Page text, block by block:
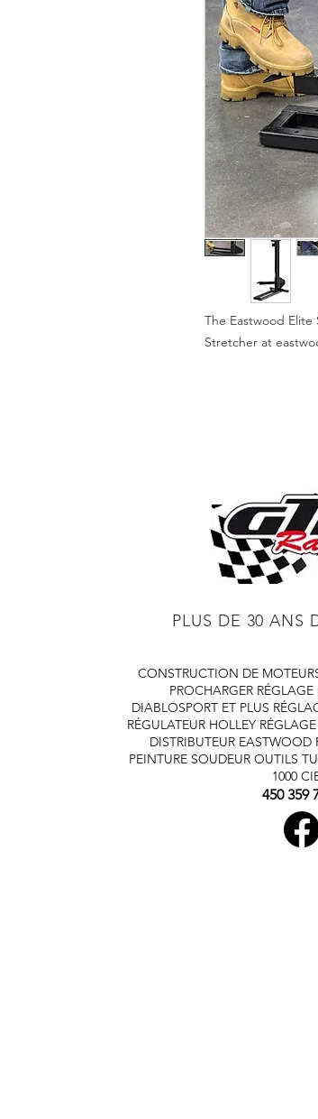
The Eastwood Elite
Stretcher at
PLUS DE 30 ANS
CONSTRUCTION DE
PROCHARGER
DIABLOSPORT ET PLUS
RÉGULATEUR HOLLEY
DISTRIBUTEUR EASTWOOD
PEINTURE SOUDEUR OUTILS
1000
450 359